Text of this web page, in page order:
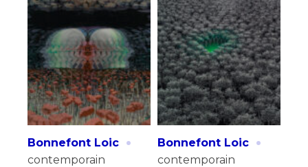
Bonnefont Loic ·
contemporain
Bonnefont Loic ·
contemporain